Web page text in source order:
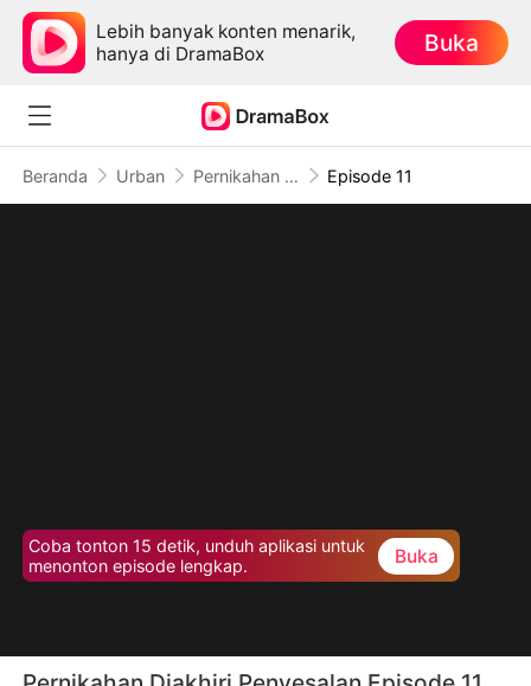
Lebih banyak konten menarik,
hanya di DramaBox
Buka
Beranda Urban Pernikahan Diakhiri Penyesalan Episode 11
Coba tonton 15 detik, unduh aplikasi untuk
menonton episode lengkap.
Buka